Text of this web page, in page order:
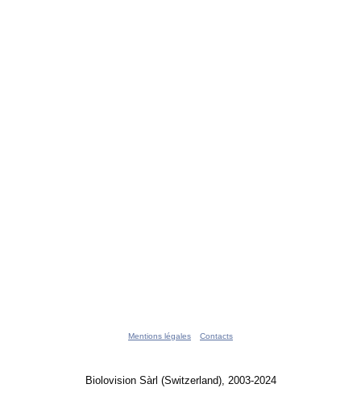
Mentions légales Contacts
Biolovision Sàrl (Switzerland), 2003-2024